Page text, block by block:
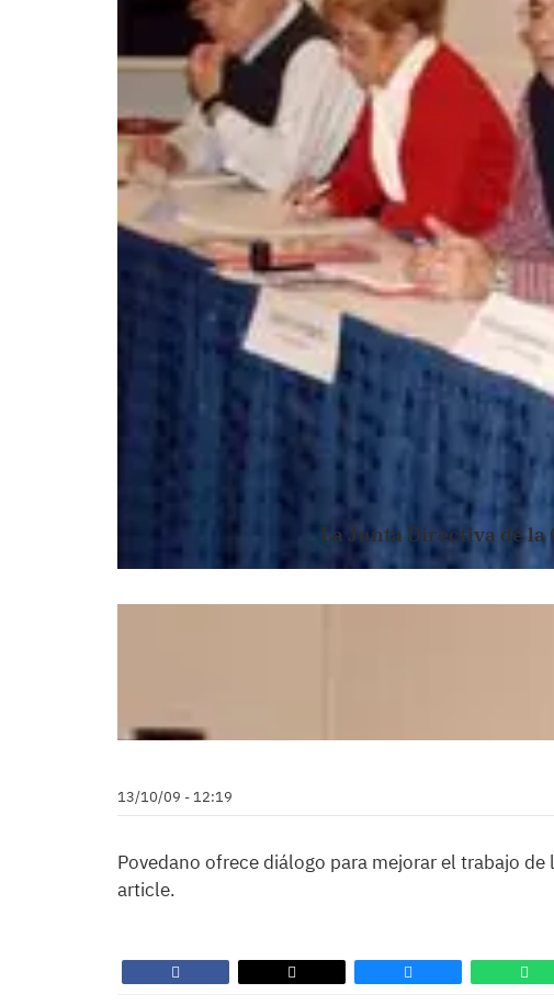
La Junta Directiva de la
13/10/09 - 12:19
Povedano ofrece diálogo para mejorar el trabajo
article.